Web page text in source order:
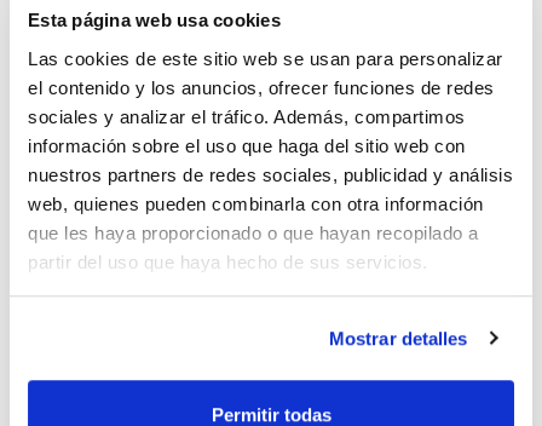
Esta página web usa cookies
Las cookies de este sitio web se usan para personalizar
el contenido y los anuncios, ofrecer funciones de redes
sociales y analizar el tráfico. Además, compartimos
información sobre el uso que haga del sitio web con
nuestros partners de redes sociales, publicidad y análisis
web, quienes pueden combinarla con otra información
que les haya proporcionado o que hayan recopilado a
partir del uso que haya hecho de sus servicios.
Mostrar detalles
Permitir todas
Envase Referencia Disponibilidad Mi Precio
Consulte la
disponibilidad
Comprar
Características